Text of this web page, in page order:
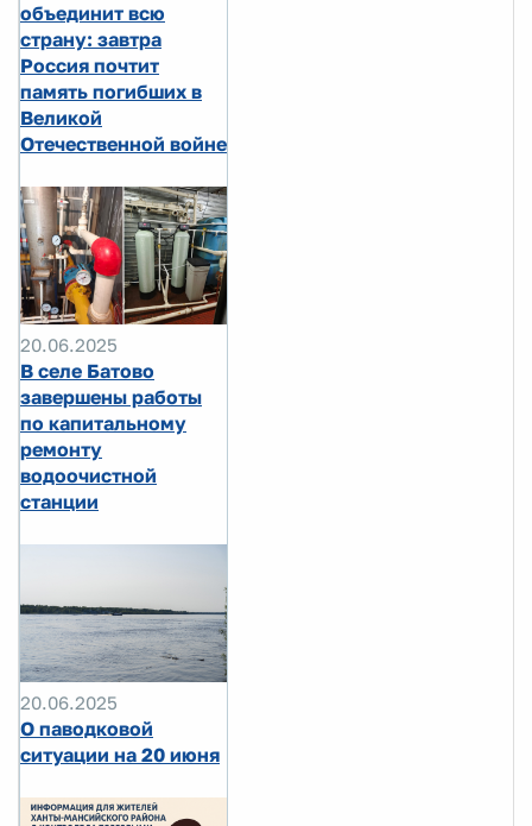
объединит всю
страну: завтра
Россия почтит
память погибших в
Великой
Отечественной войне
20.06.2025
В селе Батово
завершены работы
по капитальному
ремонту
водоочистной
станции
20.06.2025
О паводковой
ситуации на 20 июня